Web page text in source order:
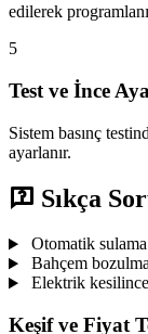
edilerek
5
Test ve İnce
Sistem basınç
ayarlanır.
Sıkça
Otomatik
Bahçem
Elektrik
Keşif ve Fiyat